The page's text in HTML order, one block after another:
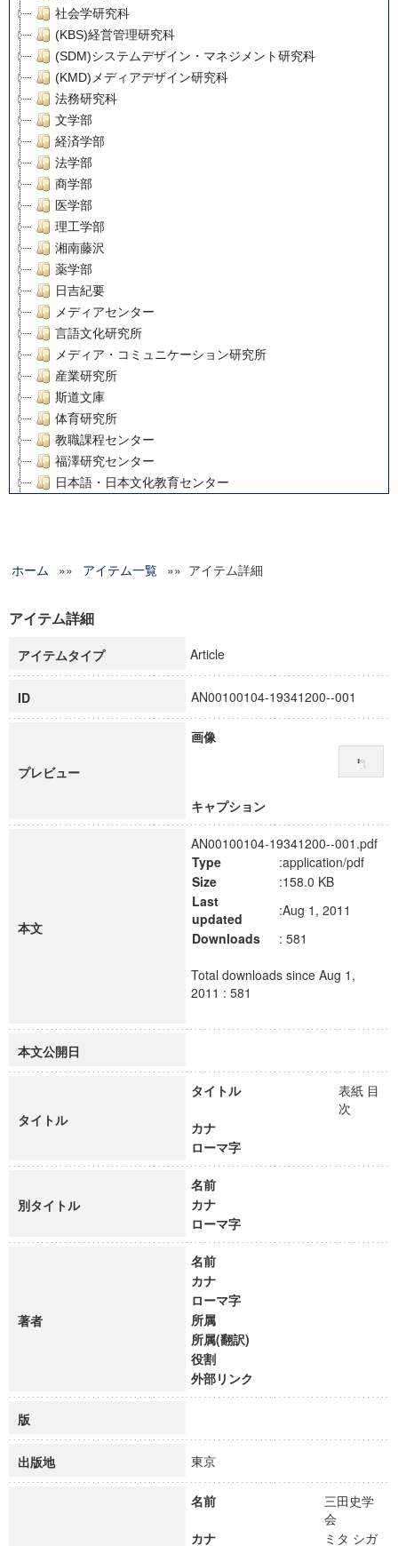
社会学研究科
(KBS)経営管理研究科
(SDM)システムデザイン・マネジメント研究科
(KMD)メディアデザイン研究科
法務研究科
文学部
経済学部
法学部
商学部
医学部
理工学部
湘南藤沢
薬学部
日吉紀要
メディアセンター
言語文化研究所
メディア・コミュニケーション研究所
産業研究所
斯道文庫
体育研究所
教職課程センター
福澤研究センター
日本語・日本文化教育センター
グローバルリサーチインスティテュート
科学研究費補助金研究成果報告書
慶應義塾大学グローバルCOEプログラム市民社会ガバナンス
慶應義塾大学グローバルCOEプログラム論理と感性の先端的
博士課程教育リーディングプログラム「超成熟社会発展のサ
学術雑誌掲載論文等(8)
ホーム »» アイテム一覧 »» アイテム詳細
アイテム詳細
アイテムタイプ Article
ID AN00100104-19341200--001
プレビュー
画像
キャプション
本文
AN00100104-19341200--001.pdf
Type
:application/pdf
Size
:158.0 KB
Last
updated
:Aug 1, 2011
Downloads
: 581
Total downloads since Aug 1,
2011 : 581
本文公開日
タイトル
タイトル
表紙 目
次
カナ
ローマ字
別タイトル
名前
カナ
ローマ字
著者
名前
カナ
ローマ字
所属
所属(翻訳)
役割
外部リンク
版
出版地 東京
名前
三田史学
会
カナ
ミタ シガ